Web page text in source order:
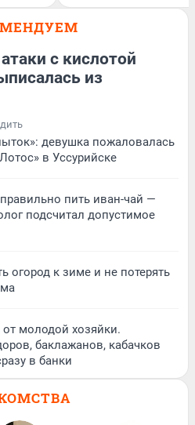
с кислотой
из
девушка пожаловалась
в Уссурийске
пить иван-чай —
подсчитал допустимое
огород к зиме и не потерять
молодой хозяйки.
баклажанов, кабачков
в банки